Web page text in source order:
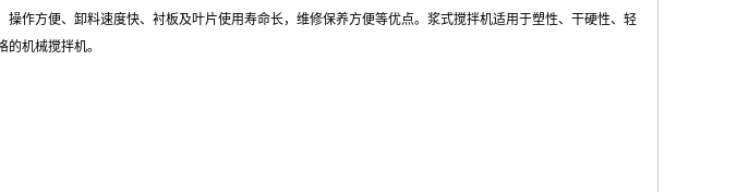
作方便、卸料速度快、衬板及叶片使用寿命长，维修保养方便等优点。浆式搅拌机适用于塑性、干硬性、轻
机械搅拌机。